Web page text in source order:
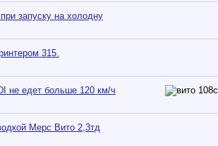
запуску на холодну
315.
не едет больше 120 км/ч
Мерс Вито 2,3тд